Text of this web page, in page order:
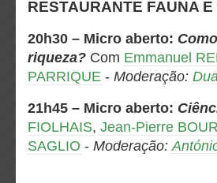
RESTAURANTE FAUNA
20h30 – Micro aberto:
riqueza? Com Emmanuel
PARRIQUE - Moderação:
21h45 – Micro aberto:
FIOLHAIS, Jean-Pierre
SAGLIO - Moderação: